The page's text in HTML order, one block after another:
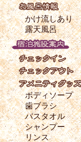
かけ流しあり
露天風呂
ボディソープ
歯ブラシ
バスタオル
シャンプー
リンス